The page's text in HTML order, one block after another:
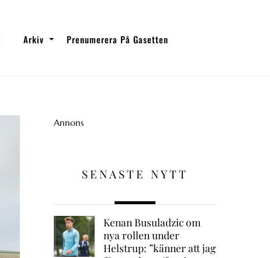
Arkiv Prenumerera På Gasetten
Annons
SENASTE NYTT
Kenan Busuladzic om
nya rollen under
Helstrup: ”känner att jag